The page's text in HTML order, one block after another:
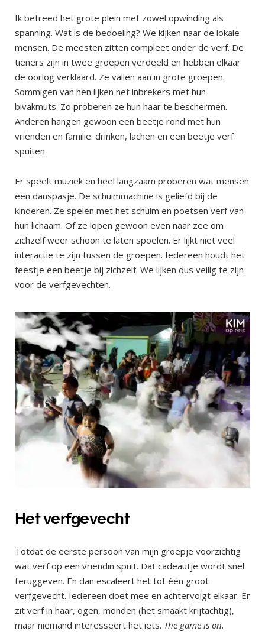
Ik betreed het grote plein met zowel opwinding als
spanning. Wat is de bedoeling? We kijken naar de lokale
mensen. De meesten zitten compleet onder de verf. De
tieners zijn in twee groepen verdeeld en hebben elkaar
de oorlog verklaard. Ze vallen aan in grote groepen.
Sommigen van hen lijken net inbrekers met hun
bivakmuts. Zo proberen ze hun haar te beschermen.
Anderen hangen gewoon een beetje rond met hun
vrienden en familie: drinken, lachen en een beetje verf
spuiten.
Er speelt muziek en heel langzaam proberen wat mensen
een danspasje. De schuimmachine is geliefd bij de
kinderen. Ze spelen met het schuim en poetsen verf van
hun lichaam. Of ze lopen gewoon even naar zee om
zichzelf weer schoon te laten spoelen. Er lijkt niet veel
interactie te zijn tussen de groepen. Iedereen houdt het
feestje een beetje bij zichzelf. We lijken dus veilig te zijn
voor de verfgevechten.
Het verfgevecht
Totdat de eerste persoon van mijn groepje voorzichtig
wat verf op een vriendin spuit. Dat cadeautje wordt snel
teruggeven. En dan escaleert het tot één groot
verfgevecht. Iedereen doet mee en achtervolgt elkaar. Er
zit verf in haar, ogen, monden (het smaakt krijtachtig),
maar niemand interesseert het iets. The game is on.